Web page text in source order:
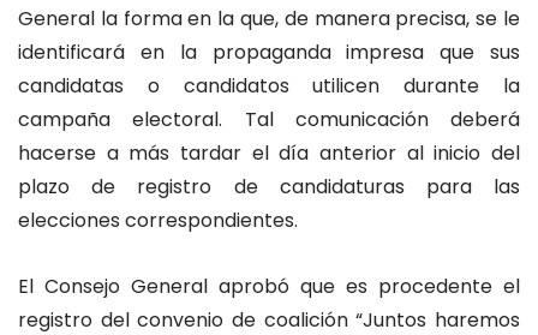
General la forma en la que, de manera precisa, se le
identificará en la propaganda impresa que sus
candidatas o candidatos utilicen durante la
campaña electoral. Tal comunicación deberá
hacerse a más tardar el día anterior al inicio del
plazo de registro de candidaturas para las
elecciones correspondientes.
El Consejo General aprobó que es procedente el
registro del convenio de coalición “Juntos haremos